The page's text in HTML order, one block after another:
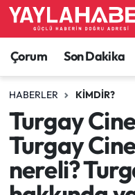
Çorum Son Dakika
HABERLER KIMDIR?
Turgay
Turgay
nereli?
Alaca Haberleri
Bayat Haberleri
Bilgi - Keşfet
Bilim ve Teknoloji
Çorum Nöbetçi
Çorum Hava
Çorum Namaz
Çorum Trafik